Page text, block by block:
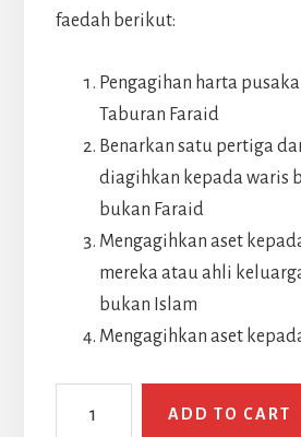
faedah berikut:
Pengagihan harta
Taburan Faraid
Benarkan satu pertiga
diagihkan kepada waris
bukan Faraid
Mengagihkan aset
mereka atau ahli
bukan Islam
Mengagihkan aset
ADD TO CART